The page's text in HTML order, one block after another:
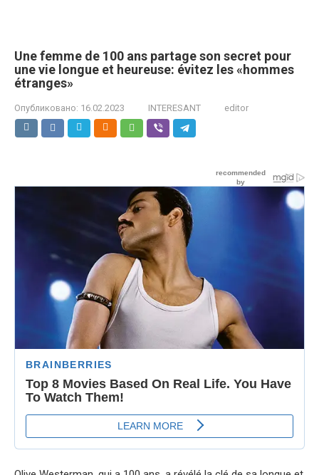
Une femme de 100 ans partage son secret pour
une vie longue et heureuse: évitez les «hommes
étranges»
Опубликовано: 16.02.2023 INTERESANT editor